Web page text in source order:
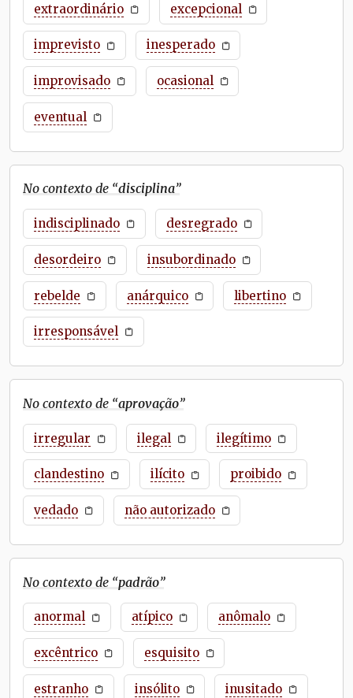
extraordinário excepcional
imprevisto inesperado
improvisado ocasional
eventual
No contexto de “disciplina”
indisciplinado desregrado
desordeiro insubordinado
rebelde anárquico libertino
irresponsável
No contexto de “aprovação”
irregular ilegal ilegítimo
clandestino ilícito proibido
vedado não autorizado
No contexto de “padrão”
anormal atípico anômalo
excêntrico esquisito
estranho insólito inusitado